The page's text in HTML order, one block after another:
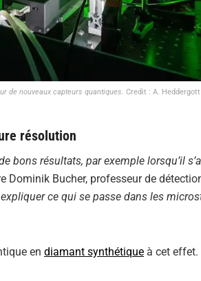
de nouveaux capteurs quantiques. Credit : A.
résolution
bons résultats, par exemple lorsqu’il
Dominik Bucher, professeur de
ce qui se passe dans les
en diamant synthétique à cet effet.